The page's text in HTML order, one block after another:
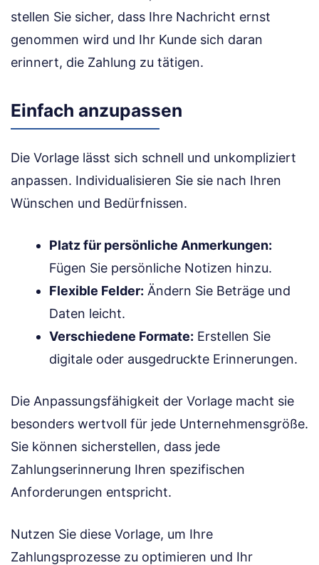
stellen Sie sicher, dass Ihre Nachricht ernst
genommen wird und Ihr Kunde sich daran
erinnert, die Zahlung zu tätigen.
Einfach anzupassen
Die Vorlage lässt sich schnell und unkompliziert
anpassen. Individualisieren Sie sie nach Ihren
Wünschen und Bedürfnissen.
Platz für persönliche Anmerkungen:
Fügen Sie persönliche Notizen hinzu.
Flexible Felder: Ändern Sie Beträge und
Daten leicht.
Verschiedene Formate: Erstellen Sie
digitale oder ausgedruckte Erinnerungen.
Die Anpassungsfähigkeit der Vorlage macht sie
besonders wertvoll für jede Unternehmensgröße.
Sie können sicherstellen, dass jede
Zahlungserinnerung Ihren spezifischen
Anforderungen entspricht.
Nutzen Sie diese Vorlage, um Ihre
Zahlungsprozesse zu optimieren und Ihr